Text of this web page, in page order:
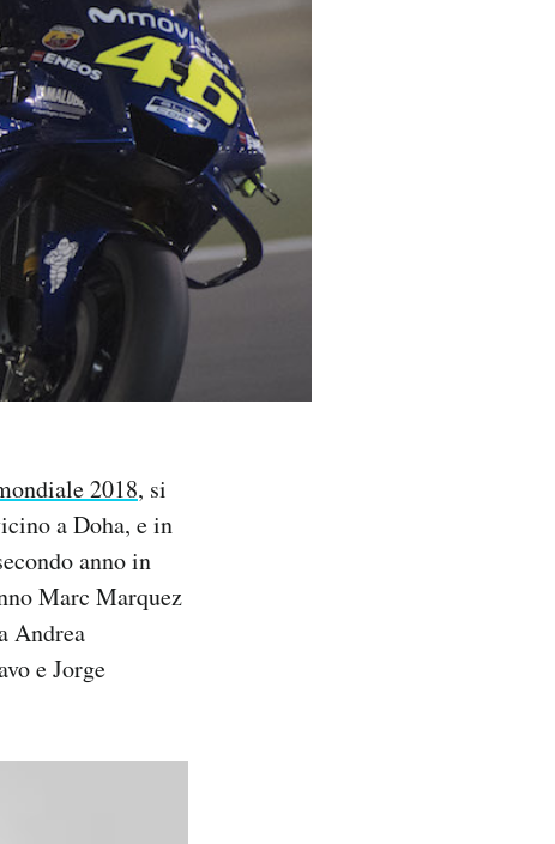
2018, si
a Doha, e in
anno in
Marc Marquez
Andrea
e Jorge